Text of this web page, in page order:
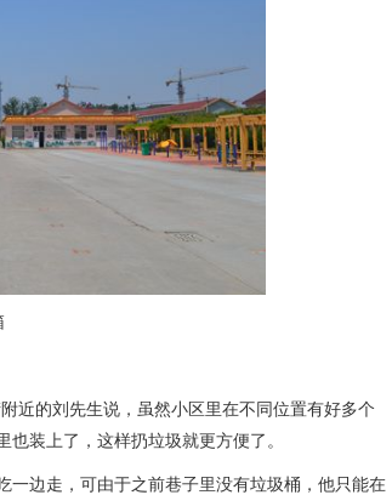
近的刘先生说，虽然小区里在不同位置有好多个
装上了，这样扔垃圾就更方便了。
一边走，可由于之前巷子里没有垃圾桶，他只能在